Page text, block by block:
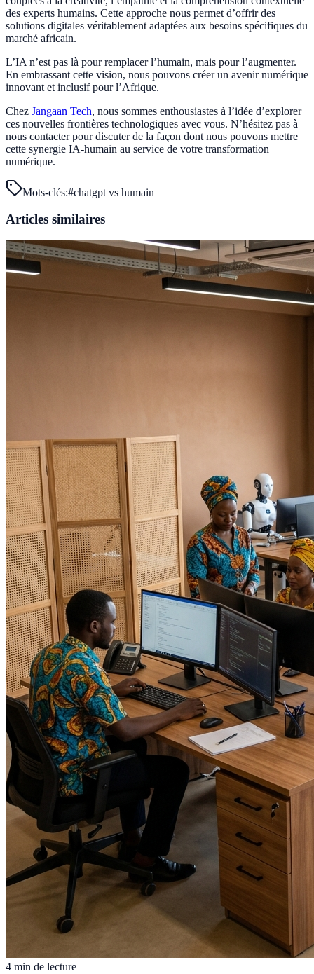
des experts humains. Cette approche nous permet d’offrir des
solutions digitales véritablement adaptées aux besoins spécifiques du
marché africain.
L’IA n’est pas là pour remplacer l’humain, mais pour l’augmenter.
En embrassant cette vision, nous pouvons créer un avenir numérique
innovant et inclusif pour l’Afrique.
Chez Jangaan Tech, nous sommes enthousiastes à l’idée d’explorer
ces nouvelles frontières technologiques avec vous. N’hésitez pas à
nous contacter pour discuter de la façon dont nous pouvons mettre
cette synergie IA-humain au service de votre transformation
numérique.
Mots-clés:#chatgpt vs humain
Articles similaires
4 min de lecture